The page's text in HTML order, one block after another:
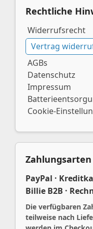
Rechtliche
Widerrufsrecht
Vertrag
AGBs
Datenschutz
Impressum
Cookie-
Zahlungsarten
PayPal ·
Billie B2B ·
Die verfügbaren
teilweise nach